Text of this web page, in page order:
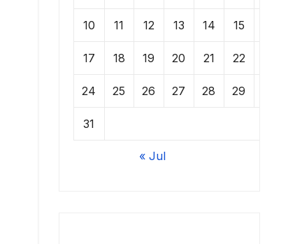
10 11 12 13 14 15
17 18 19 20 21 22
24 25 26 27 28 29
31
« Jul